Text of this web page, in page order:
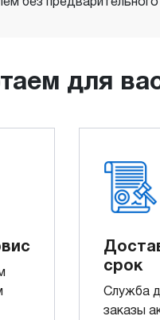
для
срок
Служба
заказы